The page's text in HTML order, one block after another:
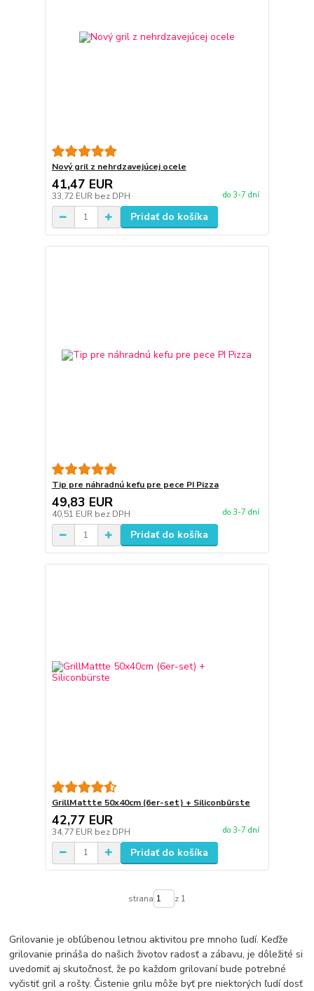
Nový gril z nehrdzavejúcej ocele
41,47 EUR
33,72 EUR bez DPH do 3-7 dní
Pridať do košíka
Tip pre náhradnú kefu pre pece PI Pizza
49,83 EUR
40,51 EUR bez DPH do 3-7 dní
Pridať do košíka
GrillMattte 50x40cm (6er-set) + Siliconbürste
42,77 EUR
34,77 EUR bez DPH do 3-7 dní
Pridať do košíka
strana z 1
Grilovanie je obľúbenou letnou aktivitou pre mnoho ľudí. Keďže
grilovanie prináša do našich životov radosť a zábavu, je dôležité si
uvedomiť aj skutočnosť, že po každom grilovaní bude potrebné
vyčistiť gril a rošty. Čistenie grilu môže byť pre niektorých ľudí dosť